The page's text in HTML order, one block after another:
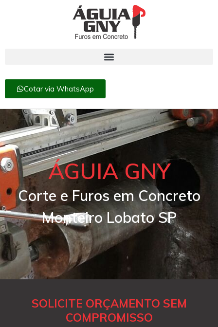
Cotar via WhatsApp
ÁGUIA GNY
Corte e Furos em Concreto
Monteiro Lobato SP
SOLICITE ORÇAMENTO SEM
COMPROMISSO